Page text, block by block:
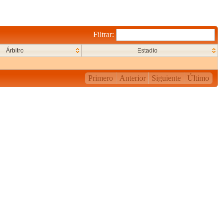
Filtrar:
Árbitro Estadio
Primero Anterior Siguiente Último